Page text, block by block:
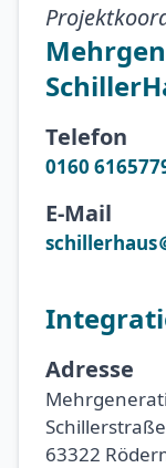
Telefon
0160
E-Mail
schillerhaus
Adresse
63322